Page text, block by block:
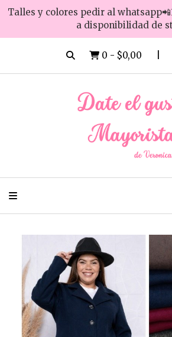
Talles y colores pedir al
a disponibilidad de
0 - $0,00